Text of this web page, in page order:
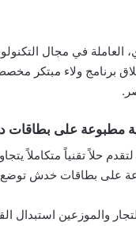
في مجال
برنامج ولاء مبتكر
مطبوعة على بطاقات
حلاً تقنياً متكاملاً
على بطاقات خدش
للتجار والموزعين